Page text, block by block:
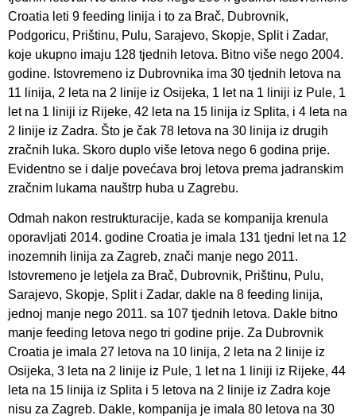
Croatia leti 9 feeding linija i to za Brač, Dubrovnik,
Podgoricu, Prištinu, Pulu, Sarajevo, Skopje, Split i Zadar,
koje ukupno imaju 128 tjednih letova. Bitno više nego 2004.
godine. Istovremeno iz Dubrovnika ima 30 tjednih letova na
11 linija, 2 leta na 2 linije iz Osijeka, 1 let na 1 liniji iz Pule, 1
let na 1 liniji iz Rijeke, 42 leta na 15 linija iz Splita, i 4 leta na
2 linije iz Zadra. Što je čak 78 letova na 30 linija iz drugih
zračnih luka. Skoro duplo više letova nego 6 godina prije.
Evidentno se i dalje povećava broj letova prema jadranskim
zračnim lukama nauštrp huba u Zagrebu.
Odmah nakon restrukturacije, kada se kompanija krenula
oporavljati 2014. godine Croatia je imala 131 tjedni let na 12
inozemnih linija za Zagreb, znači manje nego 2011.
Istovremeno je letjela za Brač, Dubrovnik, Prištinu, Pulu,
Sarajevo, Skopje, Split i Zadar, dakle na 8 feeding linija,
jednoj manje nego 2011. sa 107 tjednih letova. Dakle bitno
manje feeding letova nego tri godine prije. Za Dubrovnik
Croatia je imala 27 letova na 10 linija, 2 leta na 2 linije iz
Osijeka, 3 leta na 2 linije iz Pule, 1 let na 1 liniji iz Rijeke, 44
leta na 15 linija iz Splita i 5 letova na 2 linije iz Zadra koje
nisu za Zagreb. Dakle, kompanija je imala 80 letova na 30